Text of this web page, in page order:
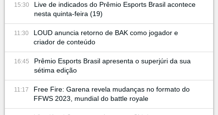
15:30
Live de indicados do Prêmio Esports Brasil acontece
nesta quinta-feira (19)
11:30
LOUD anuncia retorno de BAK como jogador e
criador de conteúdo
16:45
Prêmio Esports Brasil apresenta o superjúri da sua
sétima edição
11:17
Free Fire: Garena revela mudanças no formato do
FFWS 2023, mundial do battle royale